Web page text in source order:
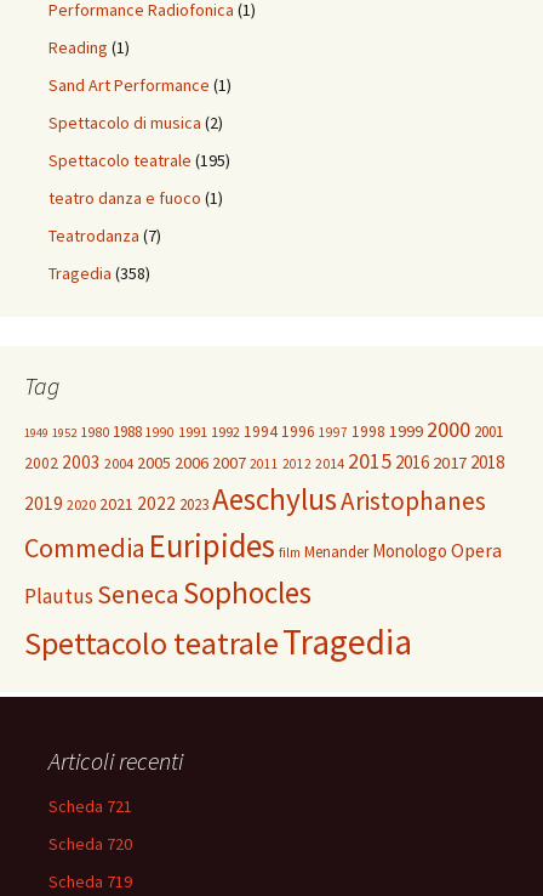
Performance Radiofonica (1)
Reading (1)
Sand Art Performance (1)
Spettacolo di musica (2)
Spettacolo teatrale (195)
teatro danza e fuoco (1)
Teatrodanza (7)
Tragedia (358)
Tag
1949 1952 1980 1988 1990 1991 1992 19941996 1997 1998 1999 2000 2001
2002 2003 2004 2005 2006 2007 2011 2012 2014 2015 2016 2017 2018
2019 2020 2021 2022 2023AeschylusAristophanes
Commedia Euripides film Menander Monologo Opera
PlautusSeneca Sophocles
Spettacolo teatraleTragedia
Articoli recenti
Scheda 721
Scheda 720
Scheda 719